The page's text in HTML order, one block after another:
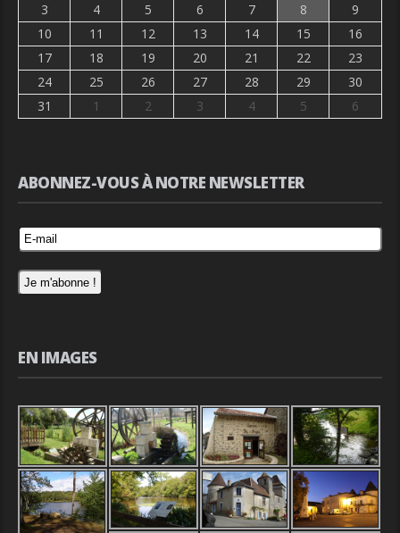
3
4 5 6 7 8
9
10
11 12 13 14 15
16
17
18 19 20 21 22
23
24
25 26 27 28 29
30
31
1 2 3 4 5 6
ABONNEZ-VOUS À NOTRE NEWSLETTER
EN IMAGES